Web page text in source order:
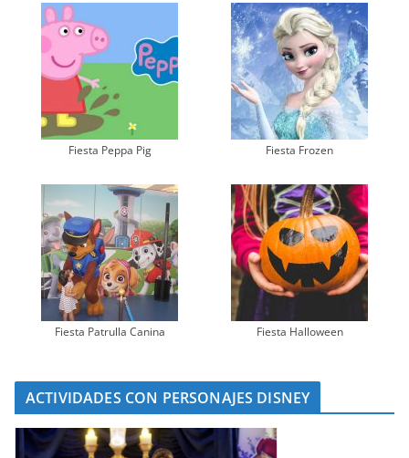
Fiesta Peppa Pig Fiesta Frozen
Fiesta Patrulla Canina Fiesta Halloween
ACTIVIDADES CON PERSONAJES DISNEY